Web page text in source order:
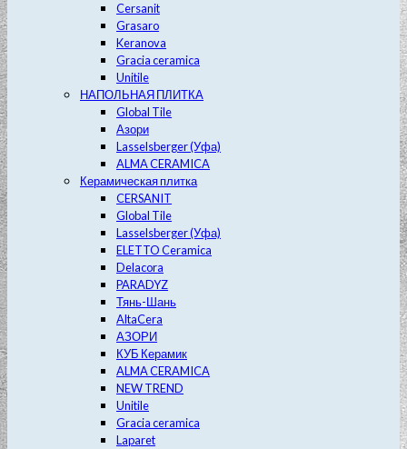
Cersanit
Grasaro
Keranova
Gracia ceramica
Unitile
НАПОЛЬНАЯ ПЛИТКА
Global Tile
Азори
Lasselsberger (Уфа)
ALMA CERAMICA
Керамическая плитка
CERSANIT
Global Tile
Lasselsberger (Уфа)
ELETTO Ceramica
Delacora
PARADYZ
Тянь-Шань
AltaCera
АЗОРИ
КУБ Керамик
ALMA CERAMICA
NEW TREND
Unitile
Gracia ceramica
Laparet